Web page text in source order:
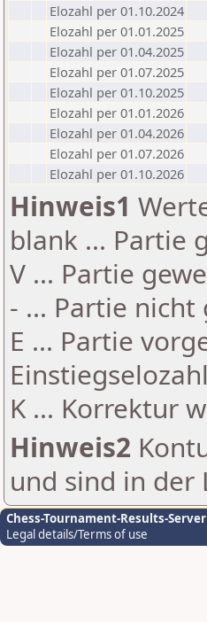
Elozahl per 01.10.2024
Elozahl per 01.01.2025
Elozahl per 01.04.2025
Elozahl per 01.07.2025
Elozahl per 01.10.2025
Elozahl per 01.01.2026
Elozahl per 01.04.2026
Elozahl per 01.07.2026
Elozahl per 01.10.2026
Hinweis1
blank ... Partie
V ... Partie
- ... Partie
E ... Partie
K ... Korrektur
Hinweis2
und sind in der
Chess-Tournament-Results-Server
Legal details/Terms of use